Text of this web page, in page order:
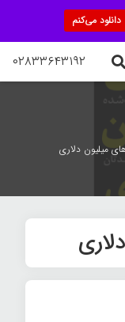
۰۲۸۳۳۶۴۳۱۹۲
میلیون دلاری
دانلود می‌کنم